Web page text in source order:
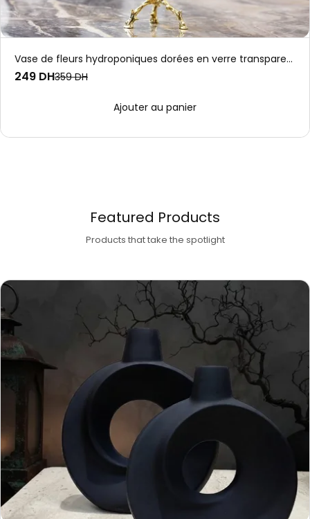
Vase de fleurs hydroponiques dorées en verre transparent,
249 DH359 DH
Featured Products
Products that take the spotlight